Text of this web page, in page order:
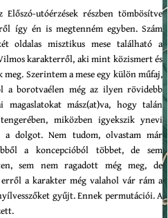
utóérzések részben tömbösítve
így én is megtenném egyben. Szám
oldalas misztikus mese található a
karakterről, aki mint közismert és
Szerintem a mese egy külön műfaj,
a borotvaélen még az ilyen rövidebb
mász(at)va, hogy talán
miközben igyekszik ynevi
dolgot. Nem tudom, olvastam már
a koncepcióból többet, de sem
sem nem ragadott még meg, de
a karakter még valahol vár rám a
gyűjt. Ennek permutációi. A